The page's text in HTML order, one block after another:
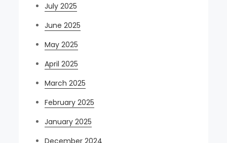
July 2025
June 2025
May 2025
April 2025
March 2025
February 2025
January 2025
December 2024